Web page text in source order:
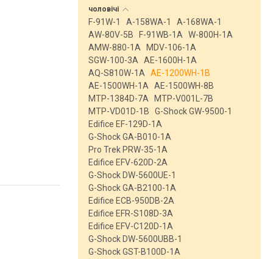
чоловічі
F-91W-1 A-158WA-1
A-168WA-1
AW-80V-5B
F-91WB-1A
W-800H-1A
AMW-880-1A
MDV-106-1A
SGW-100-3A
AE-1600H-1A
AQ-S810W-1A
AE-1200WH-1B
AE-1500WH-1A
AE-1500WH-8B
MTP-1384D-7A
MTP-V001L-7B
MTP-VD01D-1B
G-Shock GW-9500-1
Edifice EF-129D-1A
G-Shock GA-B010-1A
Pro Trek PRW-35-1A
Edifice EFV-620D-2A
G-Shock DW-5600UE-1
G-Shock GA-B2100-1A
Edifice ECB-950DB-2A
Edifice EFR-S108D-3A
Edifice EFV-C120D-1A
G-Shock DW-5600UBB-1
G-Shock GST-B100D-1A